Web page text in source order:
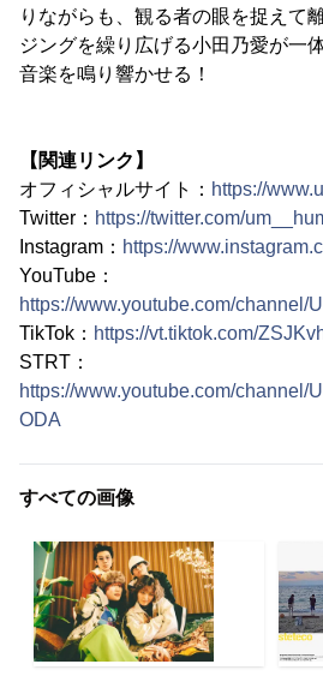
りながらも、観る者の眼を捉えて
ジングを繰り広げる小田乃愛が一
音楽を鳴り響かせる！
【関連リンク】
オフィシャルサイト： https://
Twitter： https://twitter.com/
Instagram： https://
YouTube：
https://www.youtube.com/channel/
TikTok： https://vt.tiktok.com/
STRT：
https://www.youtube.com/channel/
ODA
すべての画像